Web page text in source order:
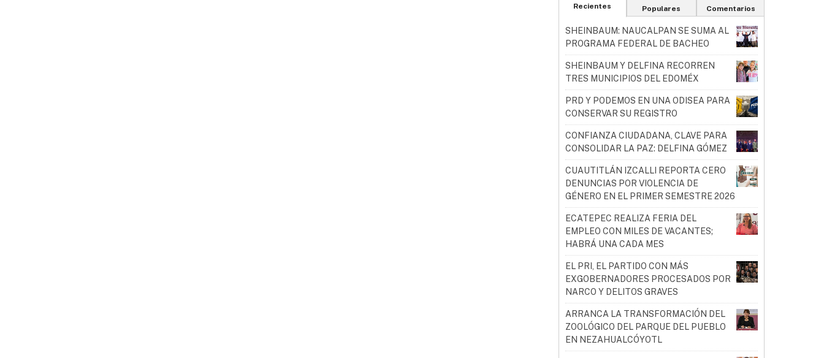
Recientes Populares Comentarios
SHEINBAUM: NAUCALPAN SE SUMA AL
PROGRAMA FEDERAL DE BACHEO
SHEINBAUM Y DELFINA RECORREN
TRES MUNICIPIOS DEL EDOMÉX
PRD Y PODEMOS EN UNA ODISEA PARA
CONSERVAR SU REGISTRO
CONFIANZA CIUDADANA, CLAVE PARA
CONSOLIDAR LA PAZ: DELFINA GÓMEZ
CUAUTITLÁN IZCALLI REPORTA CERO
DENUNCIAS POR VIOLENCIA DE
GÉNERO EN EL PRIMER SEMESTRE 2026
ECATEPEC REALIZA FERIA DEL
EMPLEO CON MILES DE VACANTES;
HABRÁ UNA CADA MES
EL PRI, EL PARTIDO CON MÁS
EXGOBERNADORES PROCESADOS POR
NARCO Y DELITOS GRAVES
ARRANCA LA TRANSFORMACIÓN DEL
ZOOLÓGICO DEL PARQUE DEL PUEBLO
EN NEZAHUALCÓYOTL